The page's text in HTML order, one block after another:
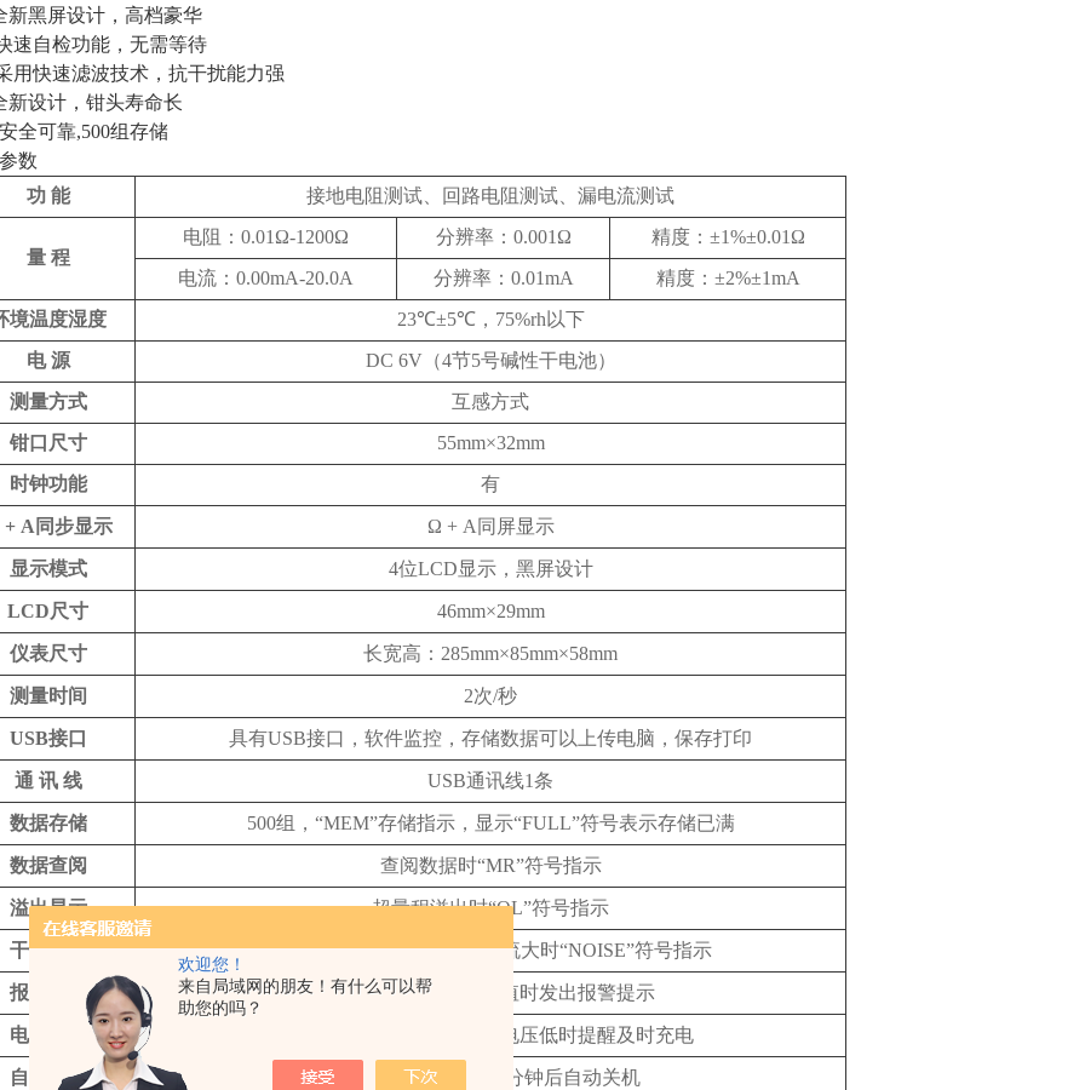
欢迎您！
来自局域网的朋友！有什么可以帮
助您的吗？
新黑屏设计，高档豪华
速自检功能，无需等待
用快速滤波技术，抗干扰能力强
新设计，钳头寿命长
安全可靠,500组存储
数
功 能
接地电阻测试、回路电阻测试、漏电流测试
量 程
电阻：0.01Ω-1200Ω 分辨率：0.001Ω
精度：±1%±0.01Ω
电流：0.00mA-20.0A
分辨率：0.01mA
精度：±2%±1mA
境温度湿度
23℃±5℃，75%rh以下
电 源
DC 6V（4节5号碱性干电池）
测量方式
互感方式
钳口尺寸
55mm×32mm
时钟功能
有
A同步显示 Ω + A同屏显示
显示模式 4位LCD显示，黑屏设计
LCD尺寸 46mm×29mm
仪表尺寸 长宽高：285mm×85mm×58mm
测量时间 2次/秒
USB接口 具有USB接口，软件监控，存储数据可以上传电脑，保存打印
通 讯 线 USB通讯线1条
数据存储 500组，“MEM”存储指示，显示“FULL”符号表示存储已满
数据查阅 查阅数据时“MR”符号指示
溢出显示 超量程溢出时“OL”符号指示
干扰测试 自动识别干扰信号，干扰电流大时“NOISE”符号指示
报警功能 测量值超过报警设定值时发出报警提示
电池电压 电池电量实时显示，电池电压低时提醒及时充电
自动关机 “APO”指示，开机5分钟后自动关机